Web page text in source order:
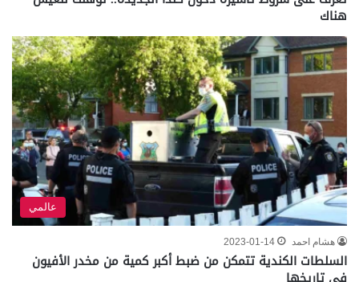
هناك
عالمي
هشام احمد 2023-01-14
السلطات الكندية تتمكن من ضبط أكبر كمية من مخدر الأفيون